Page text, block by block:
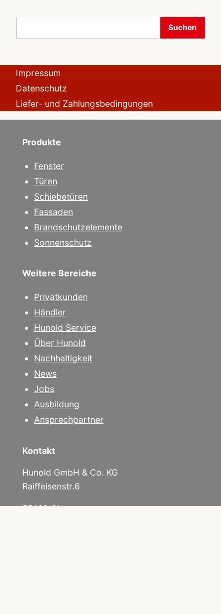
Suchen
Impressum
Datenschutz
Liefer- und Zahlungsbedingungen
Produkte
Fenster
Türen
Schiebetüren
Fassaden
Brandschutzelemente
Sonnenschutz
Weitere Bereiche
Privatkunden
Händler
Hunold Service
Über Hunold
Nachhaltigkeit
News
Jobs
Ausbildung
Ansprechpartner
Kontakt
Hunold GmbH & Co. KG
Raiffeisenstr.6
57462 Olpe